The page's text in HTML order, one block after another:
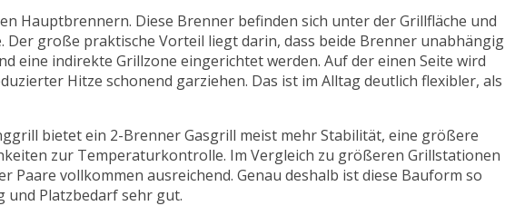
Hauptbrennern. Diese Brenner befinden sich unter der Grillfläche und
Der große praktische Vorteil liegt darin, dass beide Brenner unabhängig
eine indirekte Grillzone eingerichtet werden. Auf der einen Seite wird
Hitze schonend garziehen. Das ist im Alltag deutlich flexibler, als
bietet ein 2-Brenner Gasgrill meist mehr Stabilität, eine größere
zur Temperaturkontrolle. Im Vergleich zu größeren Grillstationen
vollkommen ausreichend. Genau deshalb ist diese Bauform so
und Platzbedarf sehr gut.